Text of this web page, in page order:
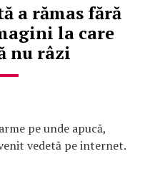
a rămas fără
la care
nu râzi
pe unde apucă,
vedetă pe internet.